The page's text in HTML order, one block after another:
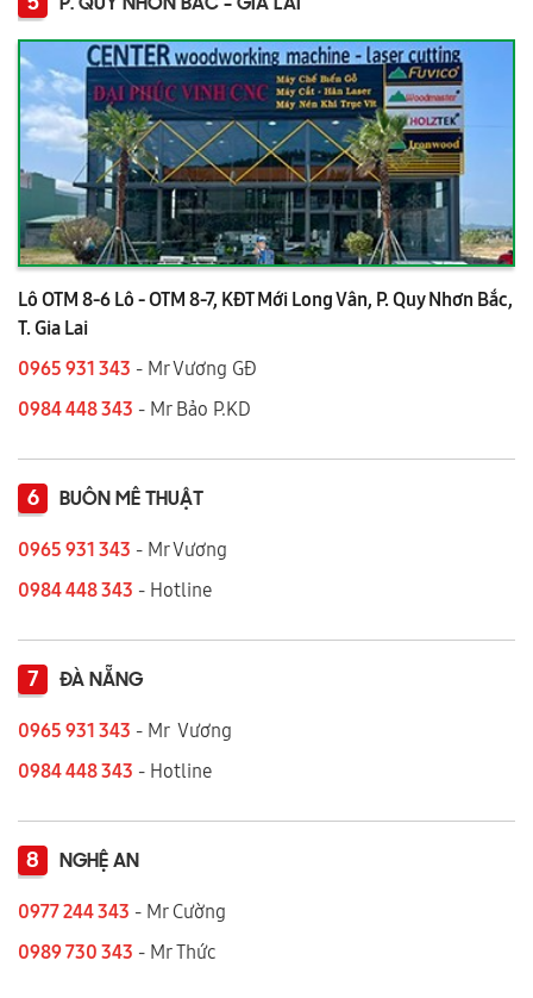
P. QUY NHƠN BẮC - GIA LAI
Lô OTM 8-6 Lô - OTM 8-7, KĐT Mới Long Vân, P. Quy Nhơn Bắc,
T. Gia Lai
0965 931 343 - Mr Vương GĐ
0984 448 343 - Mr Bảo P.KD
6 BUÔN MÊ THUẬT
0965 931 343 - Mr Vương
0984 448 343 - Hotline
7 ĐÀ NẴNG
0965 931 343 - Mr Vương
0984 448 343 - Hotline
8 NGHỆ AN
0977 244 343 - Mr Cường
0989 730 343 - Mr Thức